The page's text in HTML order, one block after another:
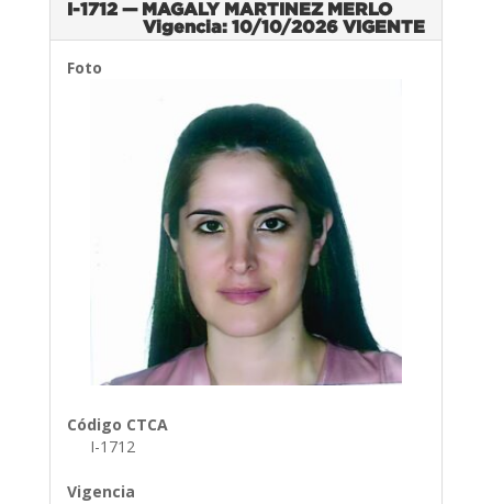
I-1712 — MAGALY MARTINEZ MERLO
Vigencia: 10/10/2026VIGENTE
Foto
Código CTCA
I-1712
Vigencia